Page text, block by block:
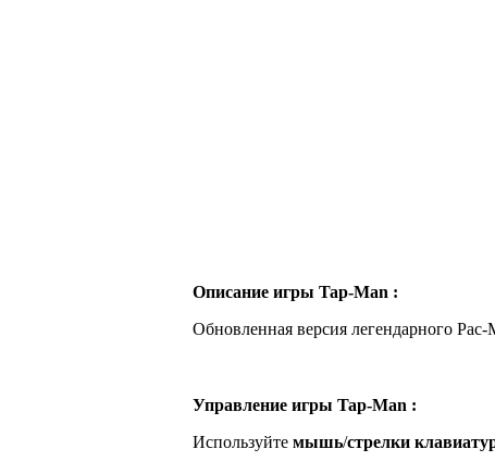
Описание игры Tap-Man :
Обновленная версия легендарного
Управление игры Tap-Man :
Используйте мышь/стрелки